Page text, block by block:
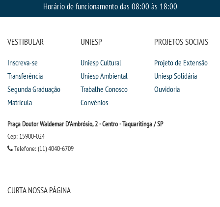
PROUNI
ENADE
COMITÊ DE ÉTICA
PESQUISA DE EXTENSÃO
CURSOS
Horário de funcionamento das 08:00 às 18:00
VESTIBULAR
Inscreva-se
Transferência
Segunda Graduação
Matrícula
UNIESP
Uniesp Cultural
Uniesp Ambiental
Trabalhe Conosco
Convênios
PROJETOS SOCIAIS
Projeto de Extensão
Uniesp Solidária
Ouvidoria
Praça Doutor Waldemar D'Ambrósio, 2 - Centro - Taquaritinga / SP
Cep: 15900-024
Telefone: (11) 4040-6709
CURTA NOSSA PÁGINA